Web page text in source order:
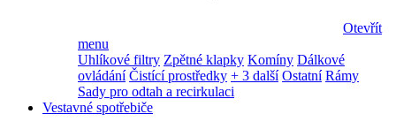
Otevřít
menu
Uhlíkové filtry Zpětné klapky Komíny Dálkové
ovládání Čistící prostředky + 3 další Ostatní Rámy
Sady pro odtah a recirkulaci
Vestavné spotřebiče